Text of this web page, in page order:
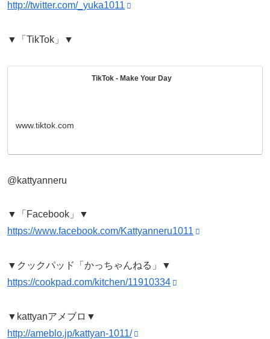
http://twitter.com/_yuka1011
▼「TikTok」▼
TikTok - Make Your Day
www.tiktok.com
@kattyanneru
▼「Facebook」▼
https://www.facebook.com/Kattyanneru1011
▼クックパッド「かっちゃんねる」▼
https://cookpad.com/kitchen/11910334
▼kattyanアメブロ▼
http://ameblo.jp/kattyan-1011/